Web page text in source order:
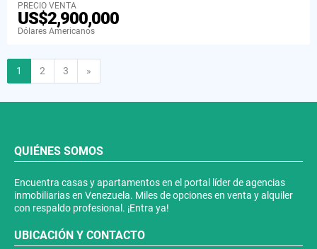
PRECIO VENTA
US$2,900,000
Dólares Americanos
1 2 3 »
QUIÉNES SOMOS
Encuentra casas y apartamentos en el portal líder de agencias
inmobiliarias en Venezuela. Miles de opciones en venta y alquiler
con respaldo profesional. ¡Entra ya!
UBICACIÓN Y CONTACTO